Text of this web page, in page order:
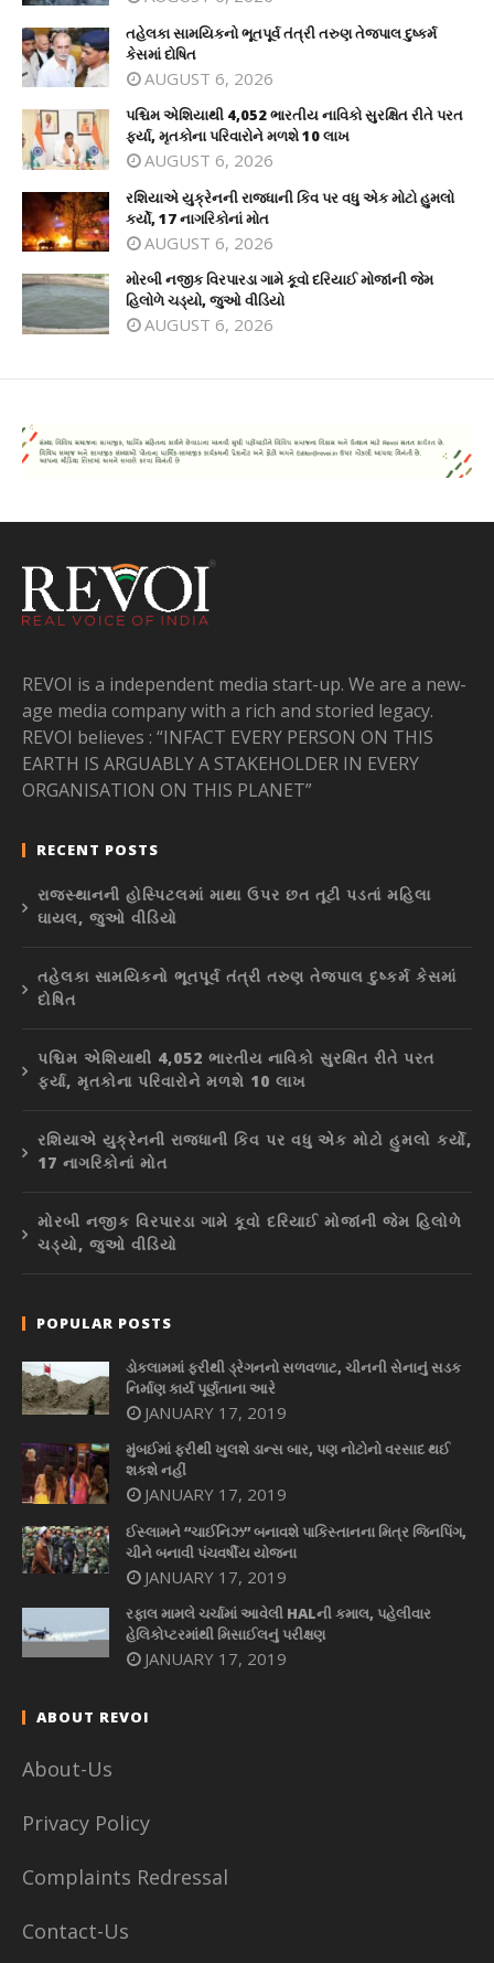
તહેલકા સામયિકનો ભૂતપૂર્વ તંત્રી તરુણ તેજપાલ દુષ્કર્મ
કેસમાં દોષિત
AUGUST 6, 2026
પશ્ચિમ એશિયાથી 4,052 ભારતીય નાવિકો સુરક્ષિત રીતે પરત
ફર્યા, મૃતકોના પરિવારોને મળશે 10 લાખ
AUGUST 6, 2026
રશિયાએ યુક્રેનની રાજધાની કિવ પર વધુ એક મોટો હુમલો
કર્યો, 17 નાગરિકોનાં મોત
AUGUST 6, 2026
મોરબી નજીક વિરપારડા ગામે કૂવો દરિયાઈ મોજાંની જેમ
હિલોળે ચડ્યો, જુઓ વીડિયો
AUGUST 6, 2026
REVOI is a independent media start-up. We are a new-
age media company with a rich and storied legacy.
REVOI believes : “INFACT EVERY PERSON ON THIS
EARTH IS ARGUABLY A STAKEHOLDER IN EVERY
ORGANISATION ON THIS PLANET”
RECENT POSTS
રાજસ્થાનની હોસ્પિટલમાં માથા ઉપર છત તૂટી પડતાં મહિલા
ઘાયલ, જુઓ વીડિયો
તહેલકા સામયિકનો ભૂતપૂર્વ તંત્રી તરુણ તેજપાલ દુષ્કર્મ કેસમાં
દોષિત
પશ્ચિમ એશિયાથી 4,052 ભારતીય નાવિકો સુરક્ષિત રીતે પરત
ફર્યા, મૃતકોના પરિવારોને મળશે 10 લાખ
રશિયાએ યુક્રેનની રાજધાની કિવ પર વધુ એક મોટો હુમલો કર્યો,
17 નાગરિકોનાં મોત
મોરબી નજીક વિરપારડા ગામે કૂવો દરિયાઈ મોજાંની જેમ હિલોળે
ચડ્યો, જુઓ વીડિયો
POPULAR POSTS
ડોકલામમાં ફરીથી ડ્રેગનનો સળવળાટ, ચીનની સેનાનું સડક
નિર્માણ કાર્ય પૂર્ણતાના આરે
JANUARY 17, 2019
મુંબઈમાં ફરીથી ખુલશે ડાન્સ બાર, પણ નોટોનો વરસાદ થઈ
શકશે નહીં
JANUARY 17, 2019
ઈસ્લામને “ચાઈનિઝ” બનાવશે પાકિસ્તાનના મિત્ર જિનપિંગ,
ચીને બનાવી પંચવર્ષીય યોજના
JANUARY 17, 2019
રફાલ મામલે ચર્ચામાં આવેલી HALની કમાલ, પહેલીવાર
હેલિકોપ્ટરમાંથી મિસાઈલનું પરીક્ષણ
JANUARY 17, 2019
ABOUT REVOI
About-Us
Privacy Policy
Complaints Redressal
Contact-Us